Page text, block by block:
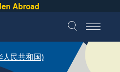
Abroad
人民共和国)